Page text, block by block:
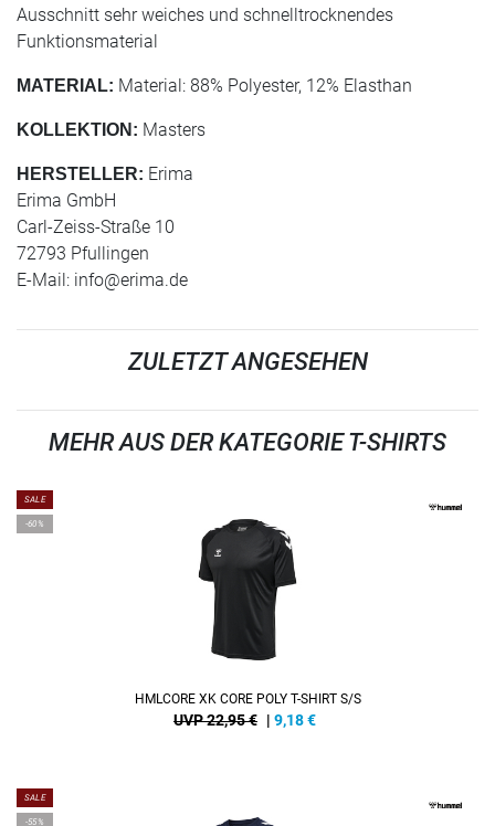
Ausschnitt sehr weiches und schnelltrocknendes
Funktionsmaterial
MATERIAL: Material: 88% Polyester, 12% Elasthan
KOLLEKTION: Masters
HERSTELLER: Erima
Erima GmbH
Carl-Zeiss-Straße 10
72793 Pfullingen
E-Mail: info@erima.de
ZULETZT ANGESEHEN
MEHR AUS DER KATEGORIE T-SHIRTS
SALE
-60%
HMLCORE XK CORE POLY T-SHIRT S/S
UVP 22,95 € | 9,18€
SALE
-55%